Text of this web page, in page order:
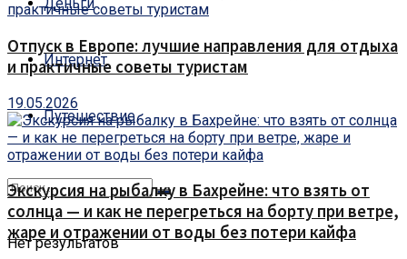
Интернет
Путешествие
Нет результатов
Отпуск в Европе: лучшие направления для отдыха
и практичные советы туристам
19.05.2026
Экскурсия на рыбалку в Бахрейне: что взять от
солнца — и как не перегреться на борту при ветре,
жаре и отражении от воды без потери кайфа